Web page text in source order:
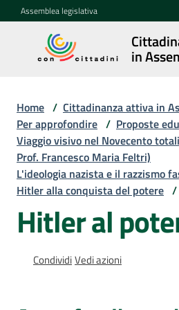
Vai al contenuto
Vai alla navigazione
Vai al footer
Assemblea legislativa
in
Cittadinanza
attiva in
Concittadini
Porte
aperte
in
Assemblea
Mostre
Home / Cittadinanza attiva in
Per approfondire / Proposte
Viaggio visivo nel Novecento
Prof. Francesco Maria Feltri)
L'ideologia nazista e il razzismo
Hitler alla conquista del potere /
Hitler al
CondividiVedi azioni